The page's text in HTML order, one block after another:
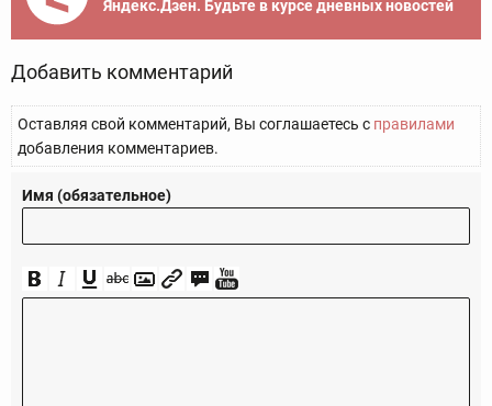
Яндекс.Дзен. Будьте в курсе дневных новостей
Добавить комментарий
Оставляя свой комментарий, Вы соглашаетесь с правилами
добавления комментариев.
Имя (обязательное)